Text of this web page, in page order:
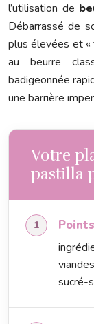
l’utilisation de
Débarrassé de
plus élevées et «
au beurre
badigeonnée
une barrière
Votre
pastilla
sucré-